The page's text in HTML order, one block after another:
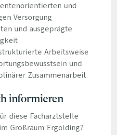
und
Versorgung
und ausgeprägte
Arbeitsweise
und
Zusammenarbeit
informieren
diese Facharztstelle
Großraum Ergolding?